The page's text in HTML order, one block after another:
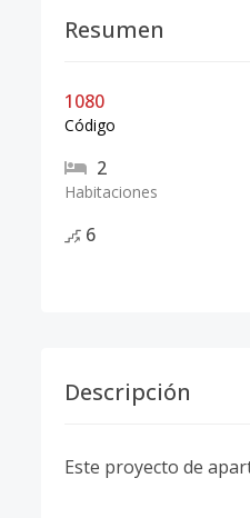
Resumen
1080
Código
2
Habitaciones
6
Descripción
Este proyecto de